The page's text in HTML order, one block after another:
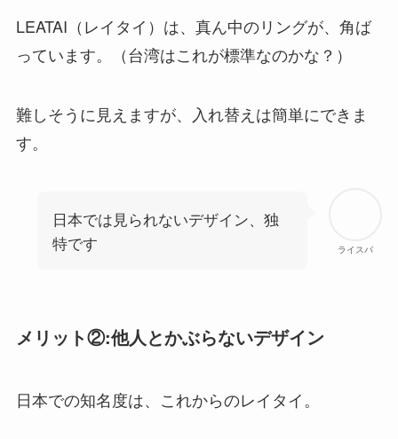
LEATAI（レイタイ）は、真ん中のリングが、角ば
っています。（台湾はこれが標準なのかな？）
難しそうに見えますが、入れ替えは簡単にできま
す。
ライスパ
日本では見られないデザイン、独
特です
メリット②:他人とかぶらないデザイン
日本での知名度は、これからのレイタイ。